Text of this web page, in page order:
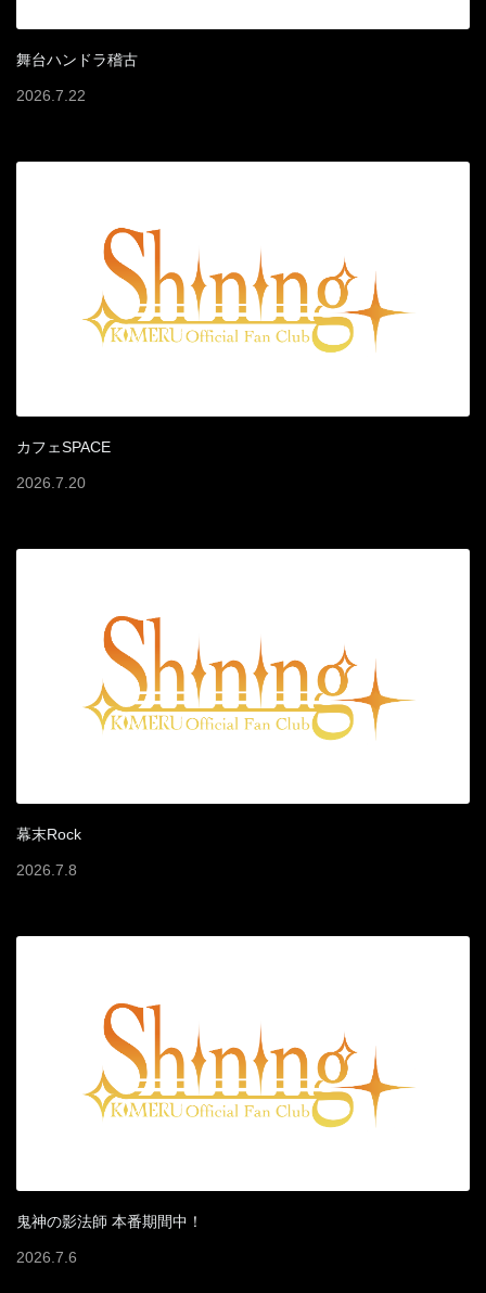
舞台ハンドラ稽古
2026 7 22
カフェSPACE
2026 7 20
幕末Rock
2026 7 8
鬼神の影法師 本番期間中！
2026.7.6